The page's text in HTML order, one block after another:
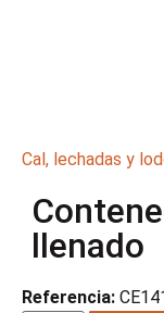
Cal, lechadas y
llenado
Referencia: